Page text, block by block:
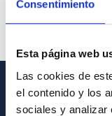
Consentimiento
Esta página web
Las cookies de
el contenido y los
sociales y analizar
INFORMACIÓN GENERAL